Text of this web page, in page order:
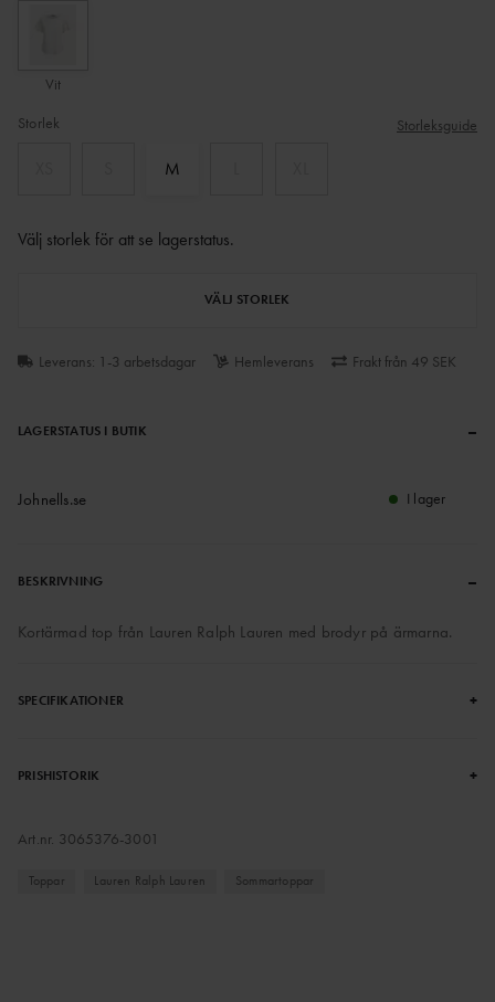
Vit
Storlek
Storleksguide
M
Välj storlek för att se lagerstatus.
VÄLJ STORLEK
Leverans: 1-3 arbetsdagar Hemleverans Frakt från 49 SEK
LAGERSTATUS I BUTIK –
Johnells.se I lager
BESKRIVNING –
Kortärmad top från Lauren Ralph Lauren med brodyr på ärmarna.
SPECIFIKATIONER +
PRISHISTORIK +
Art.nr. 3065376-3001
Toppar Lauren Ralph Lauren Sommartoppar